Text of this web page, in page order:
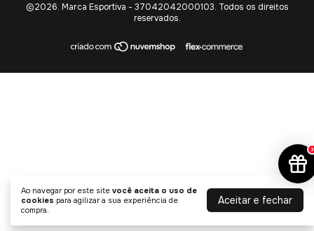
Ao navegar por este site você aceita o uso de
cookies para agilizar a sua experiência de
compra.
Aceitar e fechar
©2026. Marca Esportiva - 37042042000103. Todos os direitos
reservados.
3